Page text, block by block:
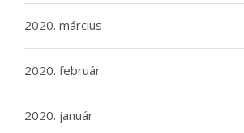
2020. március
2020. február
2020. január